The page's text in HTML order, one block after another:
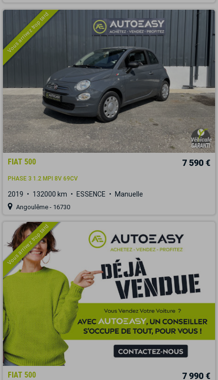
Vous arrivez trop tard
FIAT 500 7 590 €
PHASE 3 1.2 MPI 8V 69CV
2019 132000 km ESSENCE Manuelle
Angoulême - 16730
Vous arrivez trop tard
FIAT 500 7 990 €